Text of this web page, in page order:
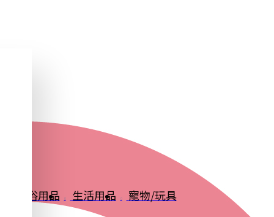
衛浴用品 生活用品 寵物/玩具